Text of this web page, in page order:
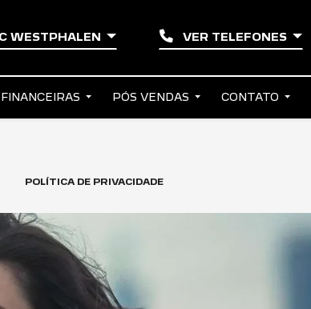
WESTPHALEN VER TELEFONES
PÓS VENDAS CONTATO
POLÍTICA DE PRIVACIDADE